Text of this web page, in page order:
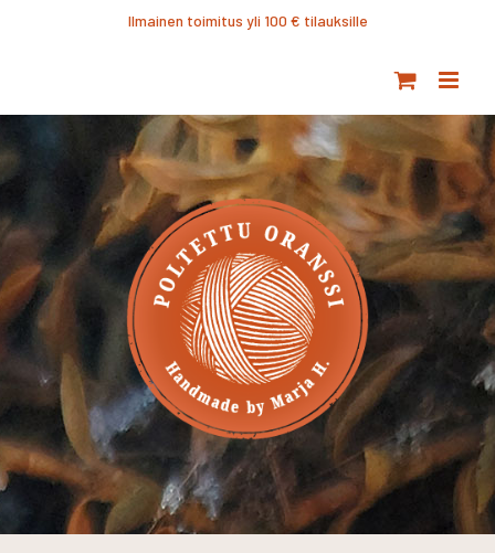
Ilmainen toimitus yli 100 € tilauksille